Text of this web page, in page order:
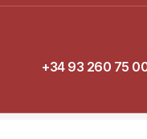
+34 93 260 75